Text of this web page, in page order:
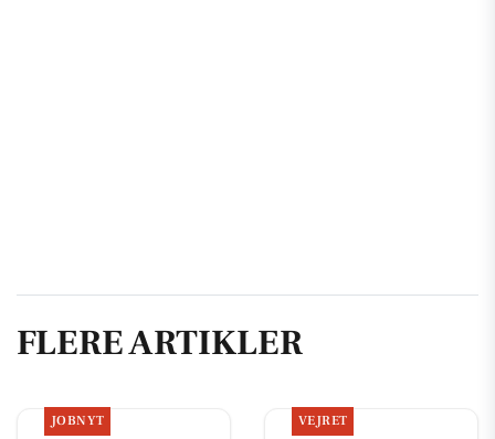
FLERE ARTIKLER
JOBNYT VEJRET